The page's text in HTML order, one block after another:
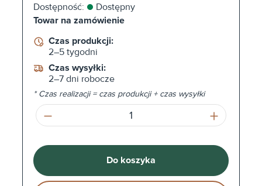
Dostępność:
Dostępny
Towar na zamówienie
Czas produkcji:
2–5 tygodni
Czas wysyłki:
2–7 dni robocze
* Czas realizacji = czas produkcji + czas wysyłki
Ilość produktu: Wprowadź żądaną
Do koszyka